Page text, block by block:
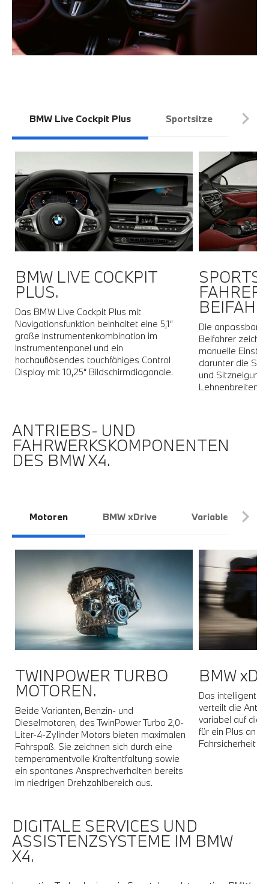
BMW Live Cockpit Plus Sportsitze
BMW LIVE COCKPIT
PLUS.
Das BMW Live Cockpit Plus mit
Navigationsfunktion beinhaltet eine 5,1“
große Instrumentenkombination im
Instrumentenpanel und ein
hochauflösendes touchfähiges Control
Display mit 10,25“ Bildschirmdiagonale.
FAHRER
Die
Beifahrer
manuelle
darunter die
und
ANTRIEBS- UND
FAHRWERKSKOMPONENTEN
DES BMW X4.
Motoren BMW xDrive Variable
TWINPOWER TURBO
MOTOREN.
Beide Varianten, Benzin- und
Dieselmotoren, des TwinPower Turbo 2,0-
Liter-4-Zylinder Motors bieten maximalen
Fahrspaß. Sie zeichnen sich durch eine
temperamentvolle Kraftentfaltung sowie
ein spontanes Ansprechverhalten bereits
im niedrigen Drehzahlbereich aus.
BMW
Das intelligente
verteilt die
variabel auf die
für ein Plus an
Fahrsicherheit
DIGITALE SERVICES UND
ASSISTENZSYSTEME IM BMW
X4.